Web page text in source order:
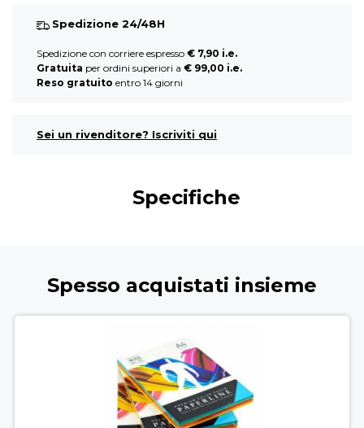
Spedizione 24/48H
Spedizione con corriere espresso € 7,90 i.e.
Gratuita per ordini superiori a € 99,00 i.e.
Reso gratuito entro 14 giorni
Sei un rivenditore? Iscriviti qui
Specifiche
Spesso acquistati insieme